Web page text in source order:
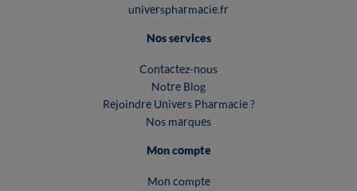
universpharmacie.fr
Nos services
Contactez-nous
Notre Blog
Rejoindre Univers Pharmacie ?
Nos marques
Mon compte
Mon compte